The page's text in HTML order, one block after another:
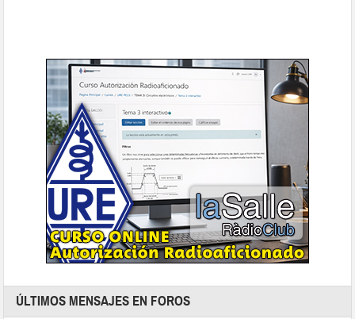
ÚLTIMOS MENSAJES EN FOROS